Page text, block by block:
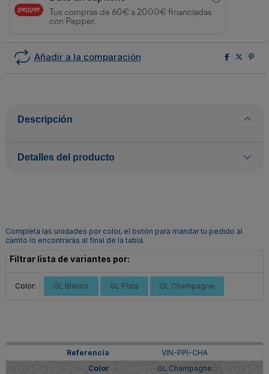
Tus compras de 60€ a 2000€ financiadas
con Pepper.
Añadir a la comparación
Descripción
Detalles del producto
Completa las unidades por color, el botón para mandar tu pedido al
carrito lo encontrarás al final de la tabla.
Filtrar lista de variantes por:
Color: GL Blanco GL Plata GL Champagne
VIN-PPI-CHA
GL Champagne